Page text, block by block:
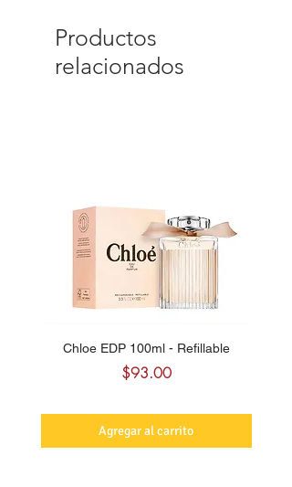
Productos
relacionados
Chloe EDP 100ml - Refillable
Precio
$93.00
Agregar al carrito